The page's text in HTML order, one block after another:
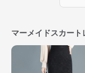
マーメイドスカー